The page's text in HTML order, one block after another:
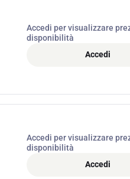
Accedi per visualizzare
disponibilità
Accedi
Accedi per visualizzare
disponibilità
Accedi